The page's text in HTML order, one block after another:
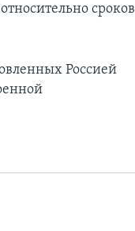
сроков
Россией